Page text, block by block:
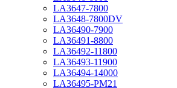
LA3647-7800
LA3648-7800DV
LA36490-7900
LA36491-8800
LA36492-11800
LA36493-11900
LA36494-14000
LA36495-PM21